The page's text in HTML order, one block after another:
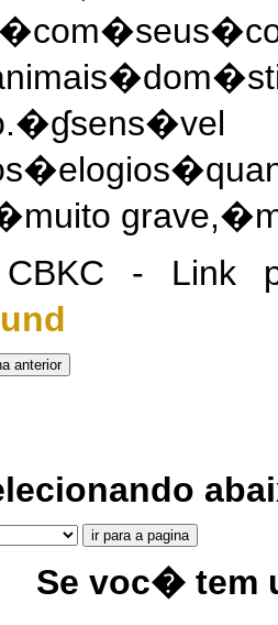
�muito
- Link
Se voc� tem